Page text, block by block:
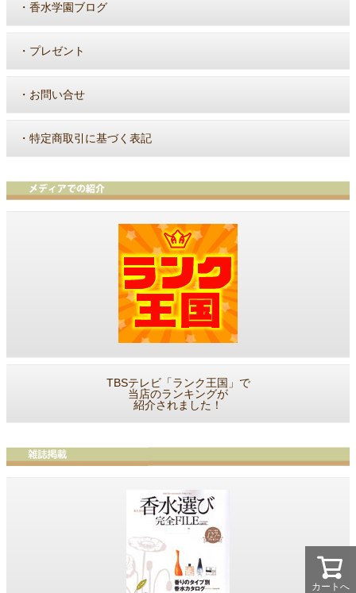
カートへ
・ 香水学園ブログ
・ プレゼント
・ お問い合せ
・ 特定商取引に基づく表記
TBSテレビ「ランク王国」で
当店のランキングが
紹介されました！